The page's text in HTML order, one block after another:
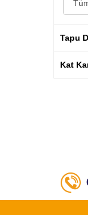
Tapu
Kat